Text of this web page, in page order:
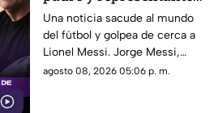
Gobierno Federal.
de Lionel Messi
Una noticia sacude al mundo
del fútbol y golpea de cerca a
Lionel Messi. Jorge Messi,
padre y representante del astro
agosto 08, 2026 05:06 p. m.